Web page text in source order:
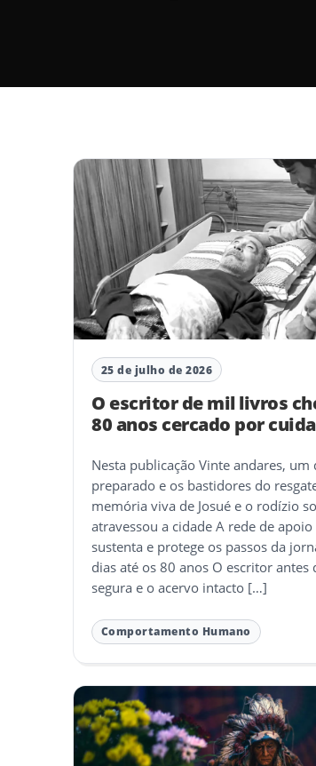
25 de julho de 2026
O escritor de mil livros
80 anos cercado por
Nesta publicação Vinte andares, um
preparado e os bastidores do
memória viva de Josué e o rodízio
atravessou a cidade A rede de apoio
sustenta e protege os passos da
dias até os 80 anos O escritor antes
segura e o acervo intacto […]
Comportamento Humano